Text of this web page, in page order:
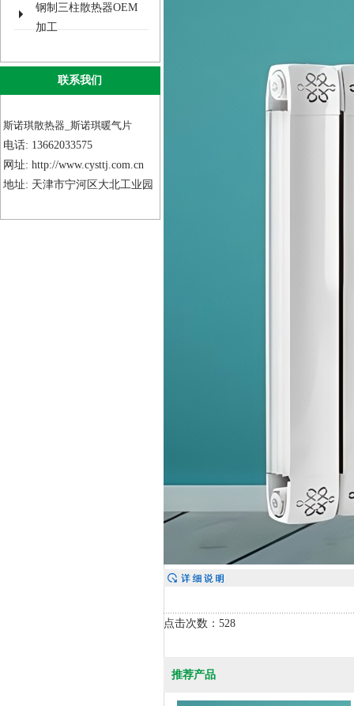
钢制三柱散热器OEM
加工
联系我们
斯诺琪散热器_斯诺琪暖气片
电话: 13662033575
网址: http://www.cysttj.com.cn
地址: 天津市宁河区大北工业园
点击次数：528
推荐产品